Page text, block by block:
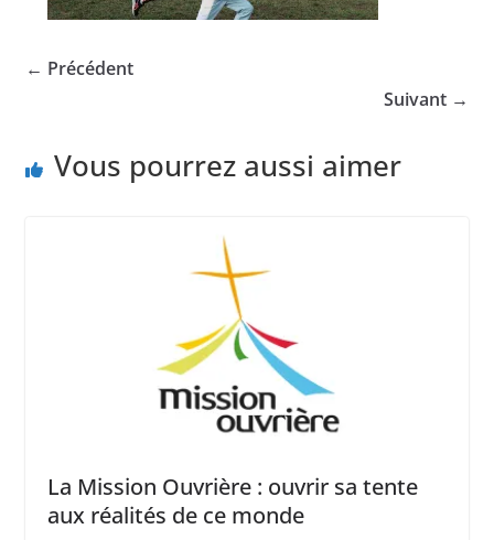
← Précédent
Suivant →
Vous pourrez aussi aimer
La Mission Ouvrière : ouvrir sa tente
aux réalités de ce monde